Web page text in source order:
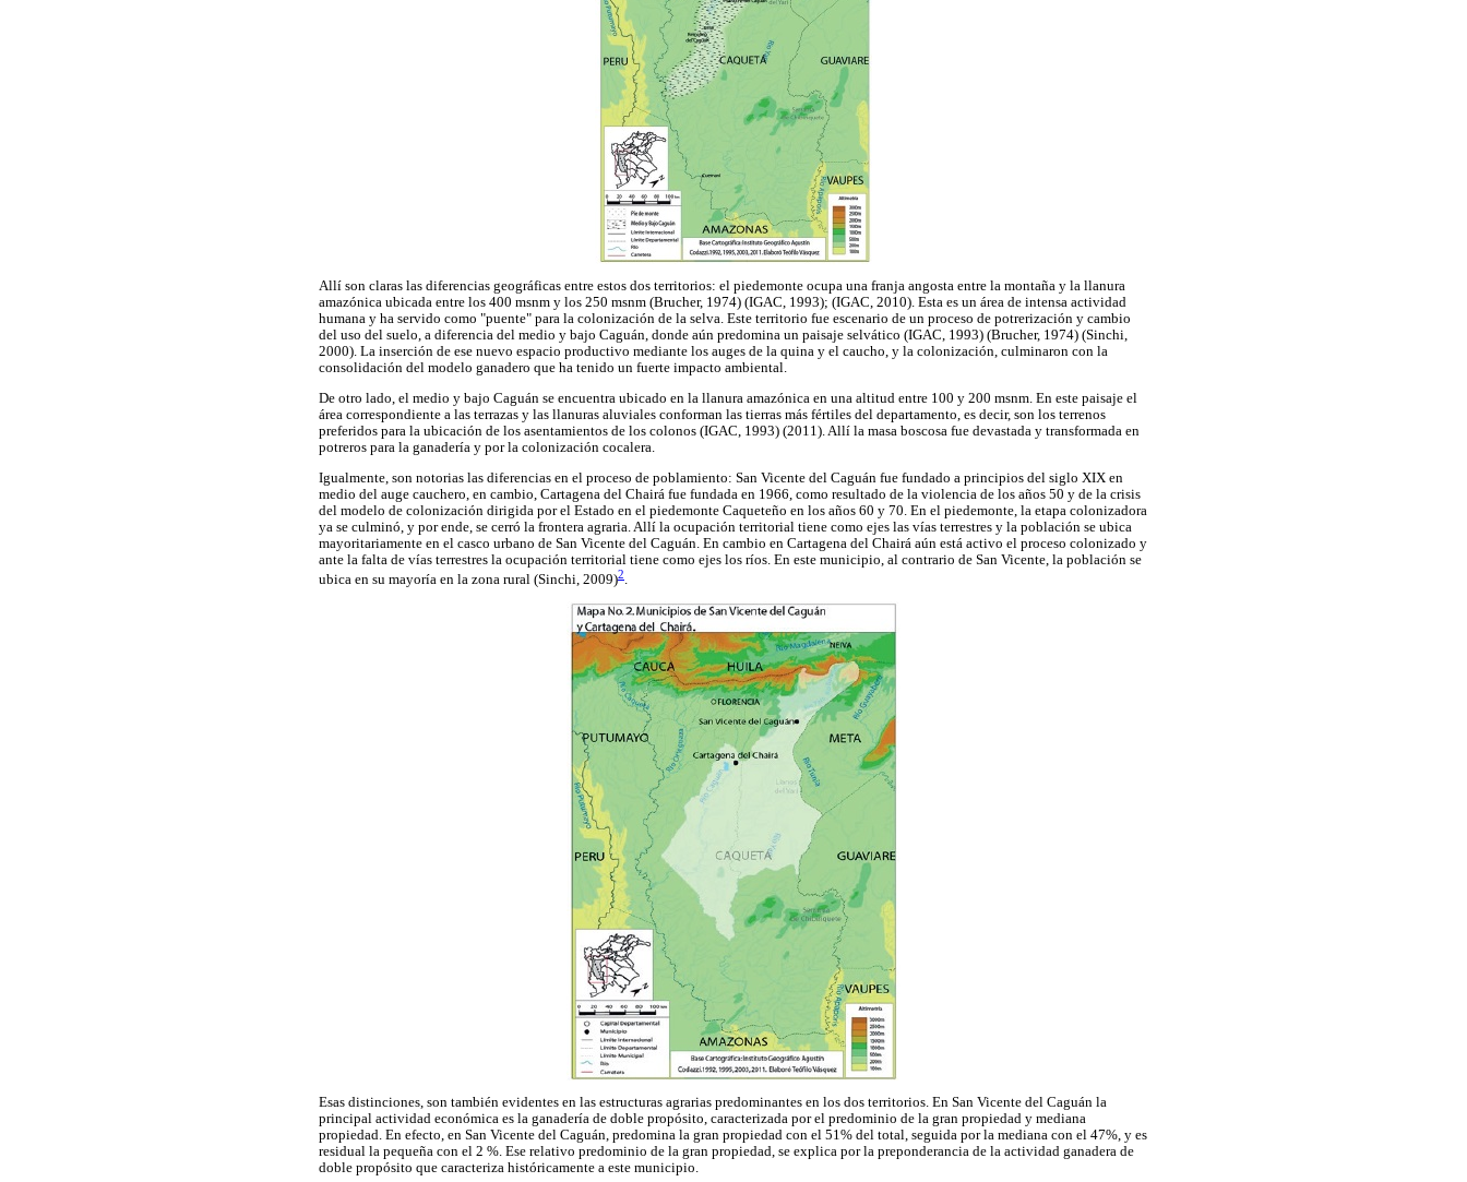
Allí son claras las diferencias geográficas entre estos dos territorios: el piedemonte ocupa una franja angosta entre la montaña y la llanura
amazónica ubicada entre los 400 msnm y los 250 msnm (Brucher, 1974) (IGAC, 1993); (IGAC, 2010). Esta es un área de intensa actividad
humana y ha servido como "puente" para la colonización de la selva. Este territorio fue escenario de un proceso de potrerización y cambio
del uso del suelo, a diferencia del medio y bajo Caguán, donde aún predomina un paisaje selvático (IGAC, 1993) (Brucher, 1974) (Sinchi,
2000). La inserción de ese nuevo espacio productivo mediante los auges de la quina y el caucho, y la colonización, culminaron con la
consolidación del modelo ganadero que ha tenido un fuerte impacto ambiental.
De otro lado, el medio y bajo Caguán se encuentra ubicado en la llanura amazónica en una altitud entre 100 y 200 msnm. En este paisaje el
área correspondiente a las terrazas y las llanuras aluviales conforman las tierras más fértiles del departamento, es decir, son los terrenos
preferidos para la ubicación de los asentamientos de los colonos (IGAC, 1993) (2011). Allí la masa boscosa fue devastada y transformada en
potreros para la ganadería y por la colonización cocalera.
Igualmente, son notorias las diferencias en el proceso de poblamiento: San Vicente del Caguán fue fundado a principios del siglo XIX en
medio del auge cauchero, en cambio, Cartagena del Chairá fue fundada en 1966, como resultado de la violencia de los años 50 y de la crisis
del modelo de colonización dirigida por el Estado en el piedemonte Caqueteño en los años 60 y 70. En el piedemonte, la etapa colonizadora
ya se culminó, y por ende, se cerró la frontera agraria. Allí la ocupación territorial tiene como ejes las vías terrestres y la población se ubica
mayoritariamente en el casco urbano de San Vicente del Caguán. En cambio en Cartagena del Chairá aún está activo el proceso colonizado y
ante la falta de vías terrestres la ocupación territorial tiene como ejes los ríos. En este municipio, al contrario de San Vicente, la población se
ubica en su mayoría en la zona rural (Sinchi, 2009)2.
Esas distinciones, son también evidentes en las estructuras agrarias predominantes en los dos territorios. En San Vicente del Caguán la
principal actividad económica es la ganadería de doble propósito, caracterizada por el predominio de la gran propiedad y mediana
propiedad. En efecto, en San Vicente del Caguán, predomina la gran propiedad con el 51% del total, seguida por la mediana con el 47%, y es
residual la pequeña con el 2 %. Ese relativo predominio de la gran propiedad, se explica por la preponderancia de la actividad ganadera de
doble propósito que caracteriza históricamente a este municipio.